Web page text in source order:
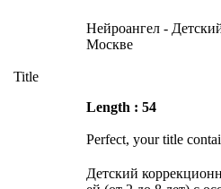
Title
Нейроангел -
Москве
Length : 54
Perfect, your title
Детский